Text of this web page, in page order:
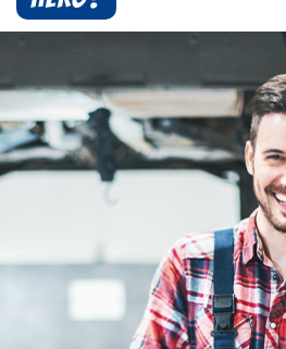
Heroes? Findet man bei uns!
Wie auch wir bringen
Robby und Engineering Esy mit
jeden Wagen wieder auf die
hier